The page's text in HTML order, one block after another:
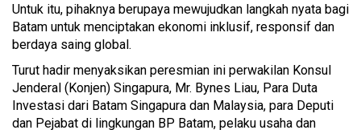
Untuk itu, pihaknya berupaya mewujudkan langkah nyata bagi
Batam untuk menciptakan ekonomi inklusif, responsif dan
berdaya saing global.
Turut hadir menyaksikan peresmian ini perwakilan Konsul
Jenderal (Konjen) Singapura, Mr. Bynes Liau, Para Duta
Investasi dari Batam Singapura dan Malaysia, para Deputi
dan Pejabat di lingkungan BP Batam, pelaku usaha dan